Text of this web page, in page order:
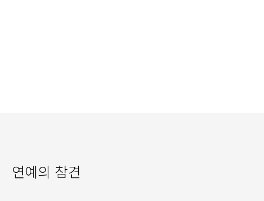
연예의 참견